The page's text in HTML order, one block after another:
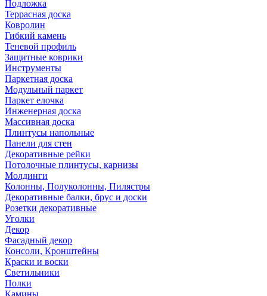
Подложка
Террасная доска
Ковролин
Гибкий камень
Теневой профиль
Защитные коврики
Инструменты
Паркетная доска
Модульный паркет
Паркет елочка
Инженерная доска
Массивная доска
Плинтусы напольные
Панели для стен
Декоративные рейки
Потолочные плинтусы, карнизы
Молдинги
Колонны, Полуколонны, Пилястры
Декоративные балки, брус и доски
Розетки декоративные
Уголки
Декор
Фасадный декор
Консоли, Кронштейны
Краски и воски
Светильники
Полки
Камины